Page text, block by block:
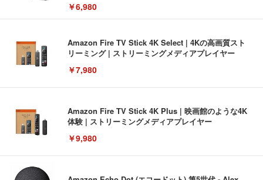
￥6,980
Amazon Fire TV Stick 4K Select | 4Kの高画質スト
リーミング | ストリーミングメディアプレイヤー
￥7,980
Amazon Fire TV Stick 4K Plus | 映画館のような4K
体験 | ストリーミングメディアプレイヤー
￥9,980